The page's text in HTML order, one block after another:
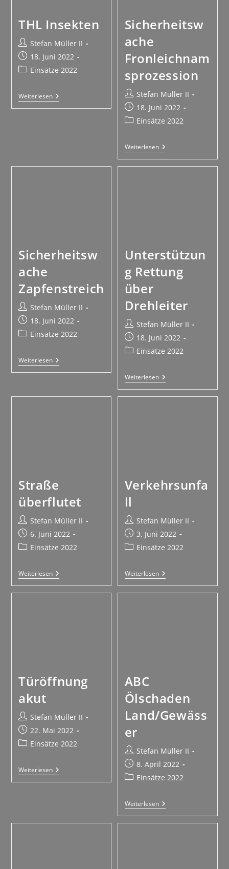
THL Insekten
Stefan Müller II
18. Juni 2022
Einsätze 2022
Weiterlesen
Sicherheitsw
ache
Fronleichnam
sprozession
Stefan Müller II
18. Juni 2022
Einsätze 2022
Weiterlesen
Sicherheitsw
ache
Zapfenstreich
Stefan Müller II
18. Juni 2022
Einsätze 2022
Weiterlesen
Unterstützun
g Rettung
über
Drehleiter
Stefan Müller II
18. Juni 2022
Einsätze 2022
Weiterlesen
Straße
überflutet
Stefan Müller II
6. Juni 2022
Einsätze 2022
Weiterlesen
Verkehrsunfa
ll
Stefan Müller II
3. Juni 2022
Einsätze 2022
Weiterlesen
Türöffnung
akut
Stefan Müller II
22. Mai 2022
Einsätze 2022
Weiterlesen
ABC
Ölschaden
Land/Gewäss
er
Stefan Müller II
8. April 2022
Einsätze 2022
Weiterlesen